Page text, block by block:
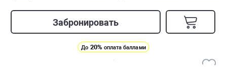
Забронировать
До 20% оплата баллами